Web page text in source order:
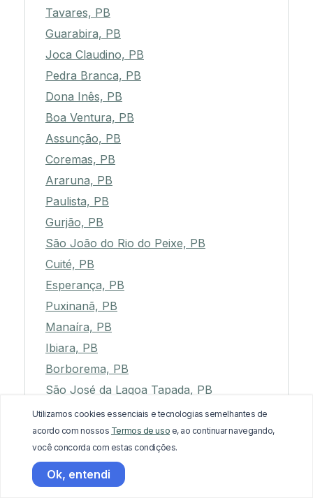
Tavares, PB
Guarabira, PB
Joca Claudino, PB
Pedra Branca, PB
Dona Inês, PB
Boa Ventura, PB
Assunção, PB
Coremas, PB
Araruna, PB
Paulista, PB
Gurjão, PB
São João do Rio do Peixe, PB
Cuité, PB
Esperança, PB
Puxinanã, PB
Manaíra, PB
Ibiara, PB
Borborema, PB
São José da Lagoa Tapada, PB
Bonito de Santa Fé, PB
Catolé do Rocha, PB
Soledade, PB
São José de Piranhas, PB
Utilizamos cookies essenciais e tecnologias semelhantes de
acordo com nossos Termos de uso e, ao continuar navegando,
você concorda com estas condições.
Ok, entendi